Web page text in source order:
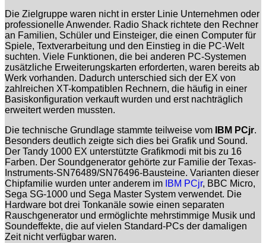
Die Zielgruppe waren nicht in erster Linie Unternehmen oder
professionelle Anwender. Radio Shack richtete den Rechner
an Familien, Schüler und Einsteiger, die einen Computer für
Spiele, Textverarbeitung und den Einstieg in die PC-Welt
suchten. Viele Funktionen, die bei anderen PC-Systemen
zusätzliche Erweiterungskarten erforderten, waren bereits ab
Werk vorhanden. Dadurch unterschied sich der EX von
zahlreichen XT-kompatiblen Rechnern, die häufig in einer
Basiskonfiguration verkauft wurden und erst nachträglich
erweitert werden mussten.
Die technische Grundlage stammte teilweise vom
IBM PCjr.
Besonders deutlich zeigte sich dies bei Grafik und Sound.
Der Tandy 1000 EX unterstützte Grafikmodi mit bis zu 16
Farben. Der Soundgenerator gehörte zur Familie der Texas-
Instruments-SN76489/SN76496-Bausteine. Varianten dieser
Chipfamilie wurden unter anderem im IBM PCjr, BBC Micro,
Sega SG-1000 und Sega Master System verwendet. Die
Hardware bot drei Tonkanäle sowie einen separaten
Rauschgenerator und ermöglichte mehrstimmige Musik und
Soundeffekte, die auf vielen Standard-PCs der damaligen
Zeit nicht verfügbar waren.